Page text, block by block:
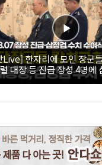
Live] 한자리에 모인 장군
대장 등 진급 장성 4명에
여｜26.08.07 장성 진급